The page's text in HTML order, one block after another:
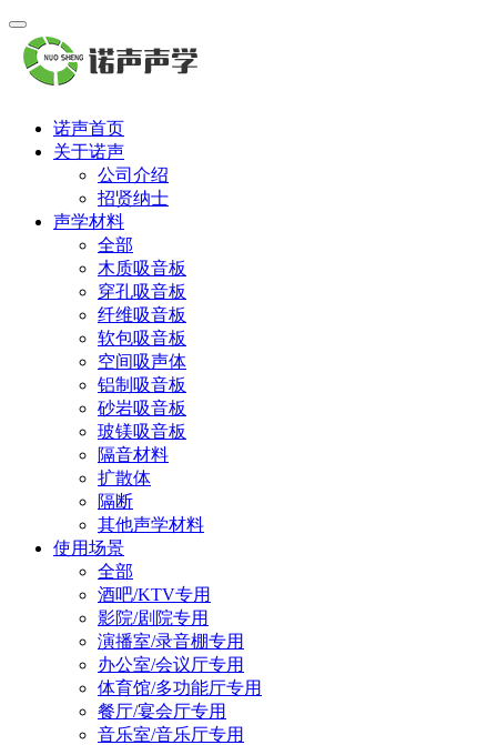
诺声首页
关于诺声
公司介绍
招贤纳士
声学材料
全部
木质吸音板
穿孔吸音板
纤维吸音板
软包吸音板
空间吸声体
铝制吸音板
砂岩吸音板
玻镁吸音板
隔音材料
扩散体
隔断
其他声学材料
使用场景
全部
酒吧/KTV专用
影院/剧院专用
演播室/录音棚专用
办公室/会议厅专用
体育馆/多功能厅专用
餐厅/宴会厅专用
音乐室/音乐厅专用